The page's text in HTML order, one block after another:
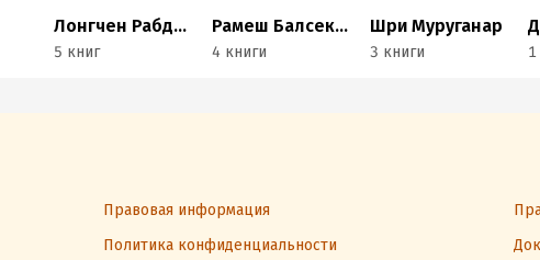
Лонгчен Рабджам
5 книг
Рамеш Балсекар
4 книги
Шри Муруганар
3 книги 1
Правовая информация
Политика конфиденциальности